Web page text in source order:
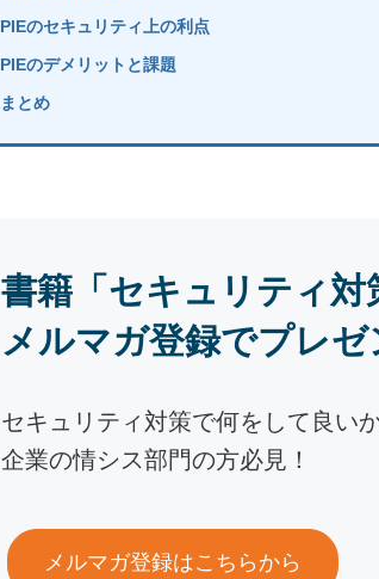
PIEのセキュリティ上の利点
PIEのデメリットと課題
まとめ
書籍「セキュリティ対
メルマガ登録でプレゼ
セキュリティ対策で何をして良い
企業の情シス部門の方必見！
メルマガ登録はこちらから